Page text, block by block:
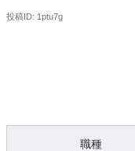
投稿ID: 1ptu7g
職種